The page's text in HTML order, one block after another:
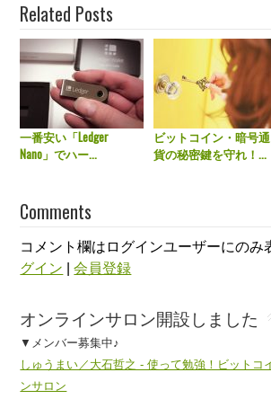
Related Posts
一番安い「Ledger
Nano」でハー...
ビットコイン・暗号通
貨の秘密鍵を守れ！...
Comments
コメント欄はログインユーザーにのみ
グイン |会員登録
オンラインサロン開設しました
▼メンバー募集中♪
しゅうまい／大石哲之 - 使って勉強！ビットコ
ンサロン